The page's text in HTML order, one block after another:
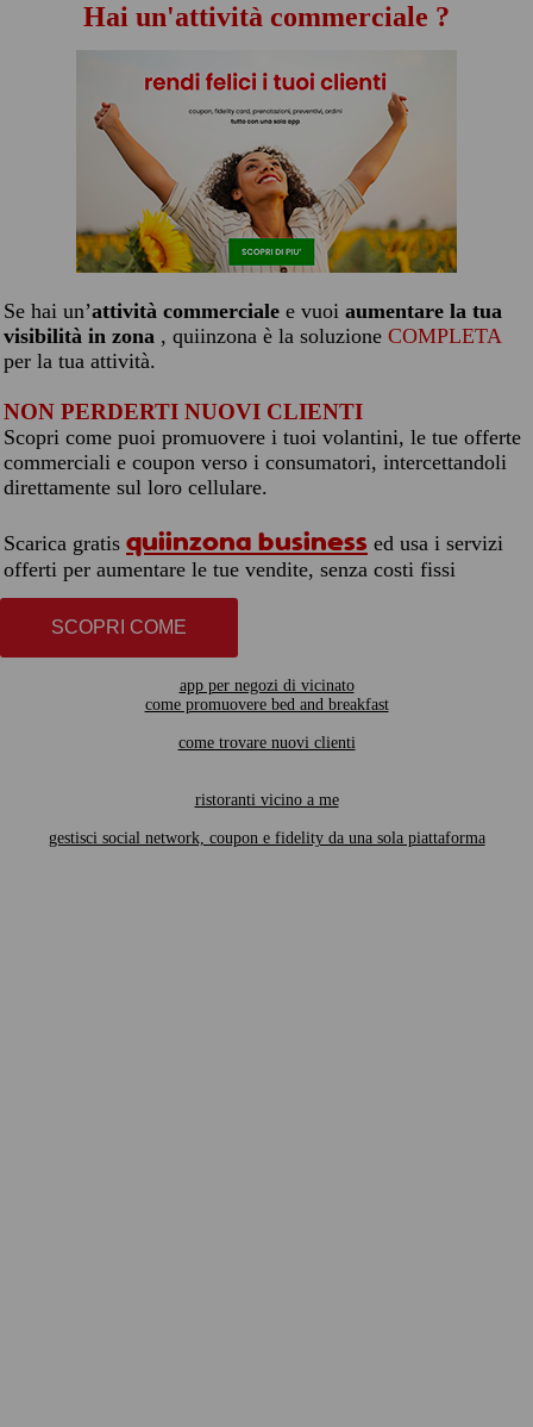
Hai un'attività commerciale ?
Se hai un’attività commerciale e vuoi aumentare la tua
visibilità in zona , quiinzona è la soluzione COMPLETA
per la tua attività.
NON PERDERTI NUOVI CLIENTI
Scopri come puoi promuovere i tuoi volantini, le tue offerte
commerciali e coupon verso i consumatori, intercettandoli
direttamente sul loro cellulare.
Scarica gratis quiinzona business ed usa i servizi
offerti per aumentare le tue vendite, senza costi fissi
SCOPRI COME
app per negozi di vicinato
come promuovere bed and breakfast
come trovare nuovi clienti
ristoranti vicino a me
gestisci social network, coupon e fidelity da una sola piattaforma